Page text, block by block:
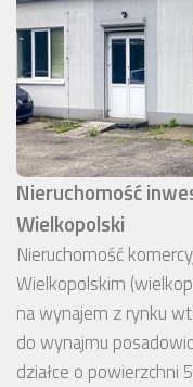
Nieruchomość
Wielkopolski
Nieruchomość
Wielkopolskim
na wynajem z rynku
do wynajmu
działce o powierzchni